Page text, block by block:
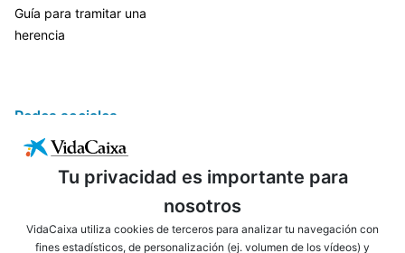
Tu privacidad es importante para
nosotros
VidaCaixa utiliza cookies de terceros para analizar tu navegación con
fines estadísticos, de personalización (ej. volumen de los vídeos) y
Guía para tramitar una
herencia
Redes sociales